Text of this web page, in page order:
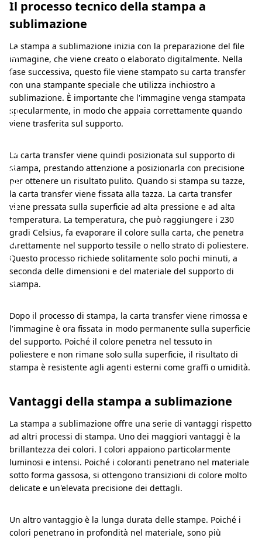
i
e
d
i
l
u
n
g
a
d
u
r
a
t
a
Il processo tecnico della stampa a
sublimazione
La stampa a sublimazione inizia con la preparazione del file
immagine, che viene creato o elaborato digitalmente. Nella
fase successiva, questo file viene stampato su carta transfer
con una stampante speciale che utilizza inchiostro a
sublimazione. È importante che l'immagine venga stampata
specularmente, in modo che appaia correttamente quando
viene trasferita sul supporto.
La carta transfer viene quindi posizionata sul supporto di
stampa, prestando attenzione a posizionarla con precisione
per ottenere un risultato pulito. Quando si stampa su tazze,
la carta transfer viene fissata alla tazza. La carta transfer
viene pressata sulla superficie ad alta pressione e ad alta
temperatura. La temperatura, che può raggiungere i 230
gradi Celsius, fa evaporare il colore sulla carta, che penetra
direttamente nel supporto tessile o nello strato di poliestere.
Questo processo richiede solitamente solo pochi minuti, a
seconda delle dimensioni e del materiale del supporto di
stampa.
Dopo il processo di stampa, la carta transfer viene rimossa e
l'immagine è ora fissata in modo permanente sulla superficie
del supporto. Poiché il colore penetra nel tessuto in
poliestere e non rimane solo sulla superficie, il risultato di
stampa è resistente agli agenti esterni come graffi o umidità.
Vantaggi della stampa a sublimazione
La stampa a sublimazione offre una serie di vantaggi rispetto
ad altri processi di stampa. Uno dei maggiori vantaggi è la
brillantezza dei colori. I colori appaiono particolarmente
luminosi e intensi. Poiché i coloranti penetrano nel materiale
sotto forma gassosa, si ottengono transizioni di colore molto
delicate e un'elevata precisione dei dettagli.
Un altro vantaggio è la lunga durata delle stampe. Poiché i
colori penetrano in profondità nel materiale, sono più